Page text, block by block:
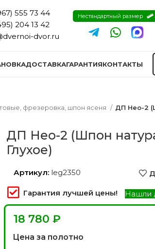
555 73 44
204 13 42
dvor.ru
Нестандартный размер
2744 моделей
Двери
ДОСТАВКАГАРАНТИЯКОНТАКТЫ
фрезеровка, шпон ясеня ДП Нео-2
ДП Нео-2 (Шпон
Глухое)
Артикул: leg2350
Гарантия лучшей цены! Нашли
₽
Цена за полотно